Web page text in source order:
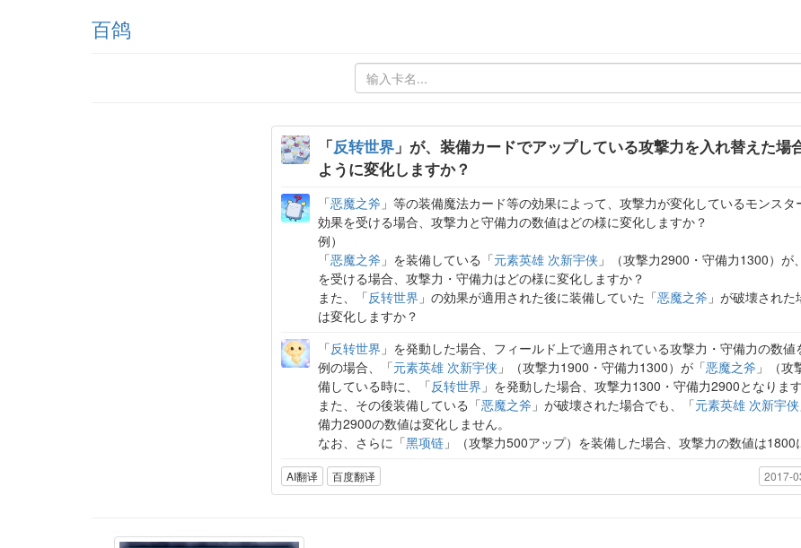
百鸽
「反转世界 」が、装備カードでアップしている攻撃力を入れ替えた場
ように変化しますか？
「恶魔之斧 」等の装備魔法カード等の効果によって、攻撃力が変化しているモンスタ
効果を受ける場合、攻撃力と守備力の数値はどの様に変化しますか？
例）
「恶魔之斧 」を装備している「元素英雄 次新宇侠 」（攻撃力2900・守備力1300）が
を受ける場合、攻撃力・守備力はどの様に変化しますか？
また、「反转世界 」の効果が適用された後に装備していた「恶魔之斧 」が破壊され
は変化しますか？
「反转世界 」を発動した場合、フィールド上で適用されている攻撃力・守備力の数値
例の場合、「元素英雄 次新宇侠 」（攻撃力1900・守備力1300）が「恶魔之斧 」（攻
備している時に、「反转世界 」を発動した場合、攻撃力1300・守備力2900となります
また、その後装備している「恶魔之斧 」が破壊された場合でも、「元素英雄 次新宇侠
備力2900の数値は変化しません。
なお、さらに「黑项链 」（攻撃力500アップ）を装備した場合、攻撃力の数値は1800
AI翻译 百度翻译 2017-